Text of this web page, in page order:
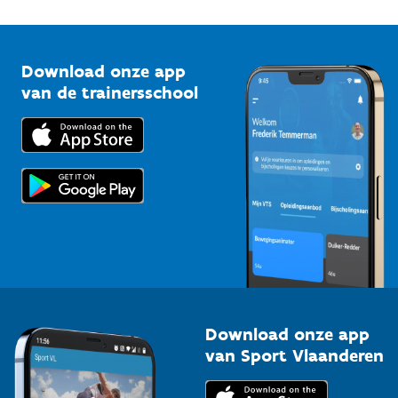
Bedrijven
Trainers en begeleiders
Topsporters
Vlaamse Trainersschool
Kennisplatform
Downloads
Voor de pers
Download onze app
van de trainersschool
Download onze app
van Sport Vlaanderen